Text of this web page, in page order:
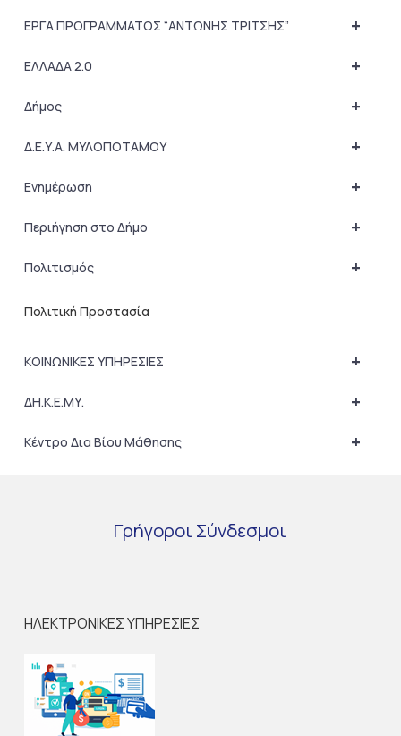
+
ΕΡΓΑ ΠΡΟΓΡΑΜΜΑΤΟΣ “ΑΝΤΩΝΗΣ ΤΡΙΤΣΗΣ”
+
ΕΛΛΑΔΑ 2.0
+
Δήμος
+
Δ.Ε.Υ.Α. ΜΥΛΟΠΟΤΑΜΟΥ
+
Ενημέρωση
+
Περιήγηση στο Δήμο
+
Πολιτισμός
Πολιτική Προστασία
+
ΚΟΙΝΩΝΙΚΕΣ ΥΠΗΡΕΣΙΕΣ
+
ΔΗ.Κ.Ε.ΜΥ.
+
Κέντρο Δια Βίου Μάθησης
Γρήγοροι Σύνδεσμοι
ΗΛΕΚΤΡΟΝΙΚΕΣ ΥΠΗΡΕΣΙΕΣ